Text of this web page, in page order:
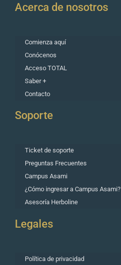
Acerca de nosotros
Comienza aquí
Conócenos
Acceso TOTAL
Saber +
Contacto
Soporte
Ticket de soporte
Preguntas Frecuentes
Campus Asami
¿Cómo ingresar a Campus Asami?
Asesoría Herboline
Legales
Política de privacidad